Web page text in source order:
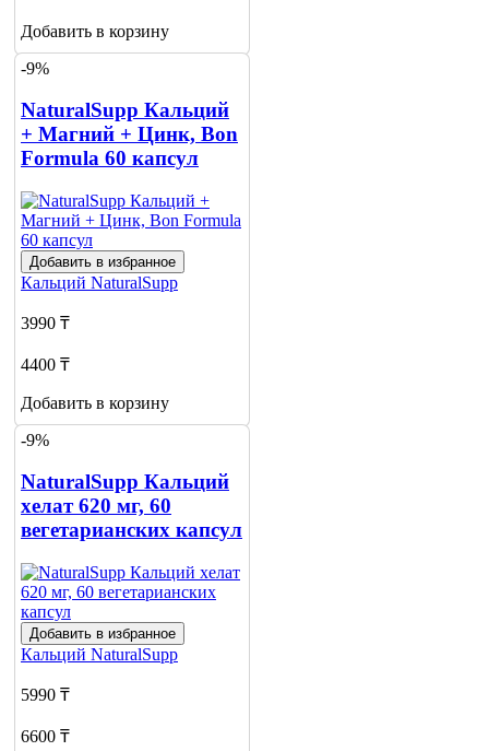
Добавить в корзину
-9%
NaturalSupp Кальций
+ Магний + Цинк, Bon
Formula 60 капсул
Добавить в избранное
Кальций NaturalSupp
3990 ₸
4400 ₸
Добавить в корзину
-9%
NaturalSupp Кальций
хелат 620 мг, 60
вегетарианских капсул
Добавить в избранное
Кальций NaturalSupp
5990 ₸
6600 ₸